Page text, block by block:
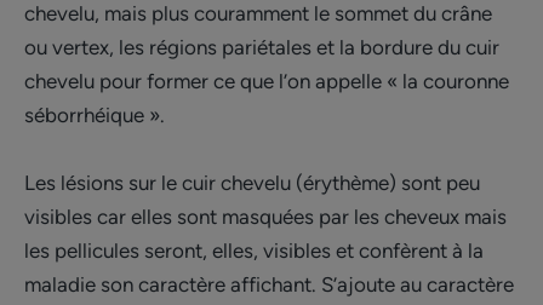
chevelu, mais plus couramment le sommet du crâne
ou vertex, les régions pariétales et la bordure du cuir
chevelu pour former ce que l’on appelle « la couronne
séborrhéique ».
Les lésions sur le cuir chevelu (érythème) sont peu
visibles car elles sont masquées par les cheveux mais
les pellicules seront, elles, visibles et confèrent à la
maladie son caractère affichant. S’ajoute au caractère